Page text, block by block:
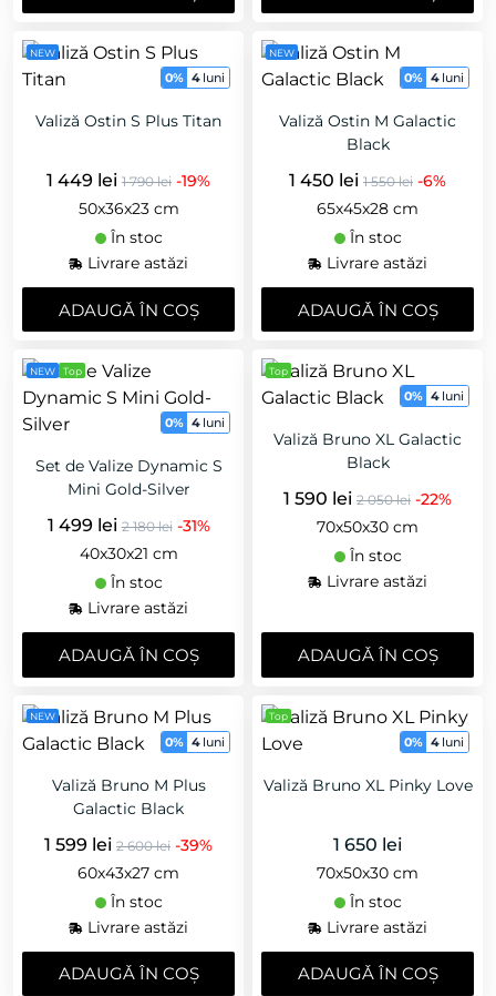
NEW
0% 4 luni
Valiză Ostin S Plus Titan
1 449 lei 1 790 lei -19%
50x36x23 cm
În stoc
Livrare astăzi
ADAUGǍ ÎN COȘ
NEW
0% 4 luni
Valiză Ostin M Galactic
Black
1 450 lei 1 550 lei -6%
65х45х28 cm
În stoc
Livrare astăzi
ADAUGǍ ÎN COȘ
NEW Top
0% 4 luni
Set de Valize Dynamic S
Mini Gold-Silver
1 499 lei 2 180 lei -31%
40x30x21 cm
În stoc
Livrare astăzi
ADAUGǍ ÎN COȘ
Top
0% 4 luni
Valiză Bruno XL Galactic
Black
1 590 lei 2 050 lei -22%
70х50х30 cm
În stoc
Livrare astăzi
ADAUGǍ ÎN COȘ
NEW
0% 4 luni
Valiză Bruno M Plus
Galactic Black
1 599 lei 2 600 lei -39%
60х43х27 cm
În stoc
Livrare astăzi
ADAUGǍ ÎN COȘ
Top
0% 4 luni
Valiză Bruno XL Pinky Love
1 650 lei
70х50х30 cm
În stoc
Livrare astăzi
ADAUGǍ ÎN COȘ